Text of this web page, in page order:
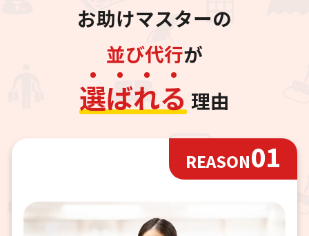
お助けマスターの
並び代行が
選ばれる 理由
REASON01